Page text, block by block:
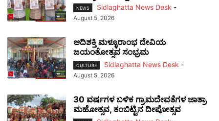
NEWS Sidlaghatta News Desk -
August 5, 2026
ಆದಿಶಕ್ತಿ ಮಳ್ಳೂರಾಂಭ ದೇವಿಯ
ಜಯಂತೋತ್ಸವ ಸಂಭ್ರಮ
CULTURE Sidlaghatta News Desk -
August 5, 2026
30 ವರ್ಷಗಳ ಬಳಿಕ ಗ್ರಾಮದೇವತೆಗಳ ಜಾತ್ರಾ
ಮಹೋತ್ಸವ, ತಂಬಿಟ್ಟಿನ ದೀಪೋತ್ಸವ